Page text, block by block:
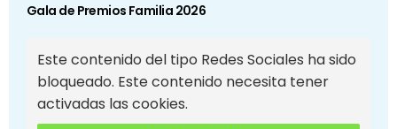
Gala de Premios Familia 2026
Este contenido del tipo Redes Sociales ha sido
bloqueado. Este contenido necesita tener
activadas las cookies.